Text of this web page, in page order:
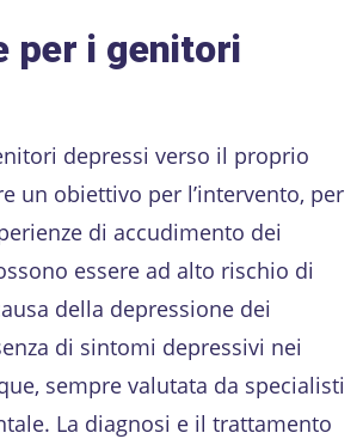
per i genitori
depressi verso il proprio
un obiettivo per l’intervento, per
di accudimento dei
essere ad alto rischio di
della depressione dei
di sintomi depressivi nei
sempre valutata da specialisti
La diagnosi e il trattamento